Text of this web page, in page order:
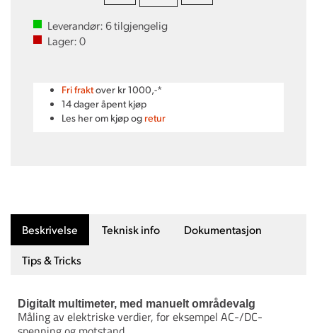
Leverandør: 6tilgjengelig
Lager:0
Fri fraktover kr 1000,-*
14 dager åpent kjøp
Les her om kjøp og retur
Beskrivelse Teknisk info Dokumentasjon
Tips & Tricks
Digitalt multimeter, med manuelt områdevalg
Måling av elektriske verdier, for eksempel AC-/DC-